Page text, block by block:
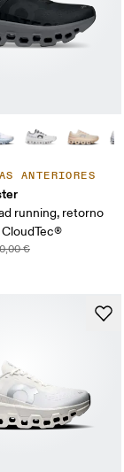
ANTERIORES
running, retorno
€